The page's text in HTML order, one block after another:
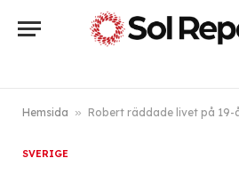
Hemsida » Robert räddade livet på 19-
SVERIGE